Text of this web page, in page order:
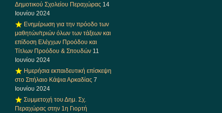
Δημοτικού Σχολείου Περαχώρας 14
Ιουνίου 2024
Ενημέρωση για την πρόοδο των
μαθητών/τριών όλων των τάξεων και
επίδοση Ελέγχων Προόδου και
Τίτλων Προόδου & Σπουδών 11
Ιουνίου 2024
Ημερήσια εκπαιδευτική επίσκεψη
στο Σπήλαιο Κάψια Αρκαδίας 7
Ιουνίου 2024
Συμμετοχή του Δημ. Σχ.
Περαχώρας στην 1η Γιορτή